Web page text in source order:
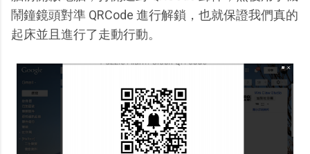
鬧鐘鏡頭對準 QRCode 進行解鎖，也就保證我們真的
起床並且進行了走動行動。